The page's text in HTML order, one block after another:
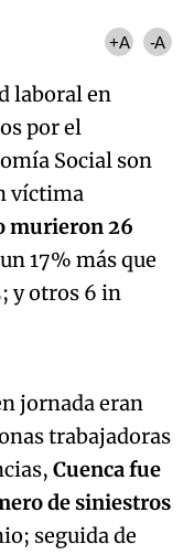
+A -A
laboral en
por el
Social son
víctima
murieron 26
17% más que
y otros 6 in
jornada eran
trabajadoras
Cuenca fue
de siniestros
seguida de